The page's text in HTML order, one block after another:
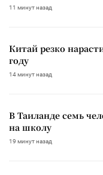
11 минут назад
Китай резко
году
14 минут назад
В Таиланде семь
на школу
19 минут назад